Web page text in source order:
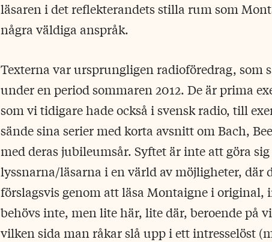
läsaren i det reflekterandets stilla rum som
några väldiga anspråk.
Texterna var ursprungligen radioföredrag, som
under en period sommaren 2012. De är prima
som vi tidigare hade också i svensk radio, till
sände sina serier med korta avsnitt om Bach,
med deras jubileumsår. Syftet är inte att göra
lyssnarna/läsarna i en värld av möjligheter, där
förslagsvis genom att läsa Montaigne i
behövs inte, men lite här, lite där, beroende på
vilken sida man råkar slå upp i ett intresselöst